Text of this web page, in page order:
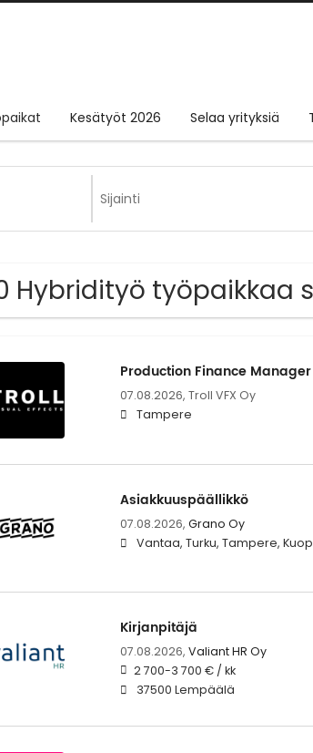
Kesätyöt 2026 Selaa yrityksiä
Hybridityö työpaikkaa
Production Finance Manager
07.08.2026, Troll VFX Oy
Tampere
Asiakkuuspäällikkö
07.08.2026, Grano Oy
Vantaa, Turku, Tampere,
Kirjanpitäjä
07.08.2026, Valiant HR Oy
2 700-3 700 € / kk
37500 Lempäälä